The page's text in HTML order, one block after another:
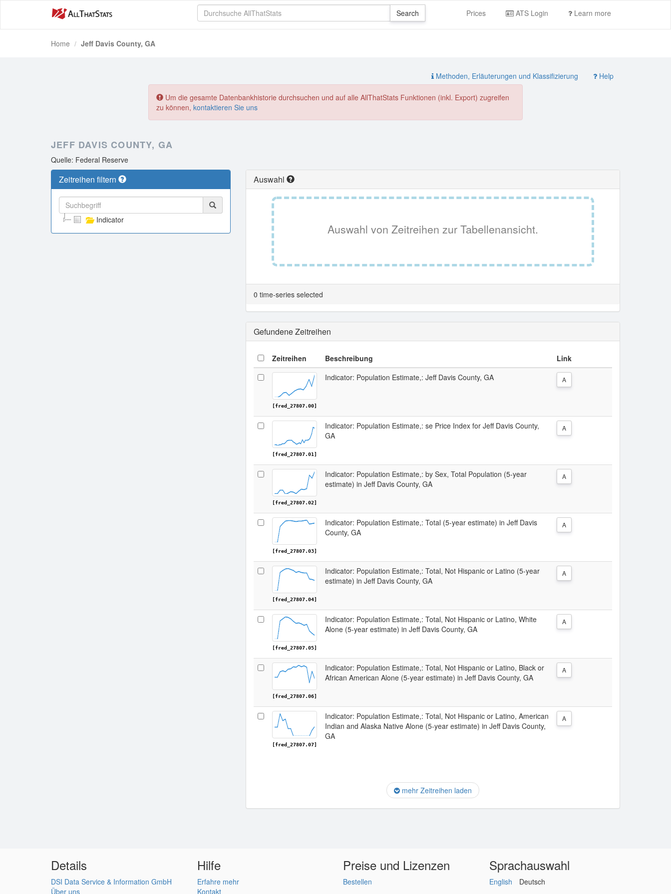
Prices ATS Login Learn more
Home Jeff Davis County, GA
Methoden, Erläuterungen und Klassifizierung Help
Um die gesamte Datenbankhistorie durchsuchen und auf alle AllThatStats Funktionen (inkl. Export) zugreifen
zu können, kontaktieren Sie uns
JEFF DAVIS COUNTY, GA
Quelle: Federal Reserve
Zeitreihen filtern
Indicator
Auswahl
Auswahl von Zeitreihen zur Tabellenansicht.
0 time-series selected
Gefundene Zeitreihen
Zeitreihen Beschreibung Link
[fred_27807.00]
Indicator: Population Estimate,: Jeff Davis County, GA A
[fred_27807.01]
Indicator: Population Estimate,: se Price Index for Jeff Davis County,
GA
A
[fred_27807.02]
Indicator: Population Estimate,: by Sex, Total Population (5-year
estimate) in Jeff Davis County, GA
A
[fred_27807.03]
Indicator: Population Estimate,: Total (5-year estimate) in Jeff Davis
County, GA
A
[fred_27807.04]
Indicator: Population Estimate,: Total, Not Hispanic or Latino (5-year
estimate) in Jeff Davis County, GA
A
[fred_27807.05]
Indicator: Population Estimate,: Total, Not Hispanic or Latino, White
Alone (5-year estimate) in Jeff Davis County, GA
A
[fred_27807.06]
Indicator: Population Estimate,: Total, Not Hispanic or Latino, Black or
African American Alone (5-year estimate) in Jeff Davis County, GA
A
[fred_27807.07]
Indicator: Population Estimate,: Total, Not Hispanic or Latino, American
Indian and Alaska Native Alone (5-year estimate) in Jeff Davis County,
GA
A
mehr Zeitreihen laden
Details
DSI Data Service & Information GmbH
Über uns
Hilfe
Erfahre mehr
Kontakt
Preise und Lizenzen
Bestellen
Sprachauswahl
English Deutsch